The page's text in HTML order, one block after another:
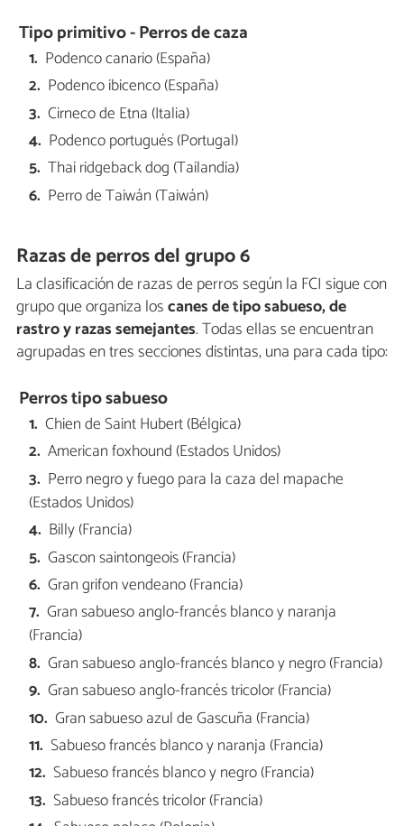
Tipo primitivo - Perros de caza
Podenco canario (España)
Podenco ibicenco (España)
Cirneco de Etna (Italia)
Podenco portugués (Portugal)
Thai ridgeback dog (Tailandia)
Perro de Taiwán (Taiwán)
Razas de perros del grupo 6
La clasificación de razas de perros según la FCI sigue con
grupo que organiza loscanes de tipo sabueso, de
rastro y razas semejantes. Todas ellas se encuentran
agrupadas en tres secciones distintas, una para cada tipo:
Perros tipo sabueso
Chien de Saint Hubert (Bélgica)
American foxhound (Estados Unidos)
Perro negro y fuego para la caza del mapache
(Estados Unidos)
Billy (Francia)
Gascon saintongeois (Francia)
Gran grifon vendeano (Francia)
Gran sabueso anglo-francés blanco y naranja
(Francia)
Gran sabueso anglo-francés blanco y negro (Francia)
Gran sabueso anglo-francés tricolor (Francia)
Gran sabueso azul de Gascuña (Francia)
Sabueso francés blanco y naranja (Francia)
Sabueso francés blanco y negro (Francia)
Sabueso francés tricolor (Francia)